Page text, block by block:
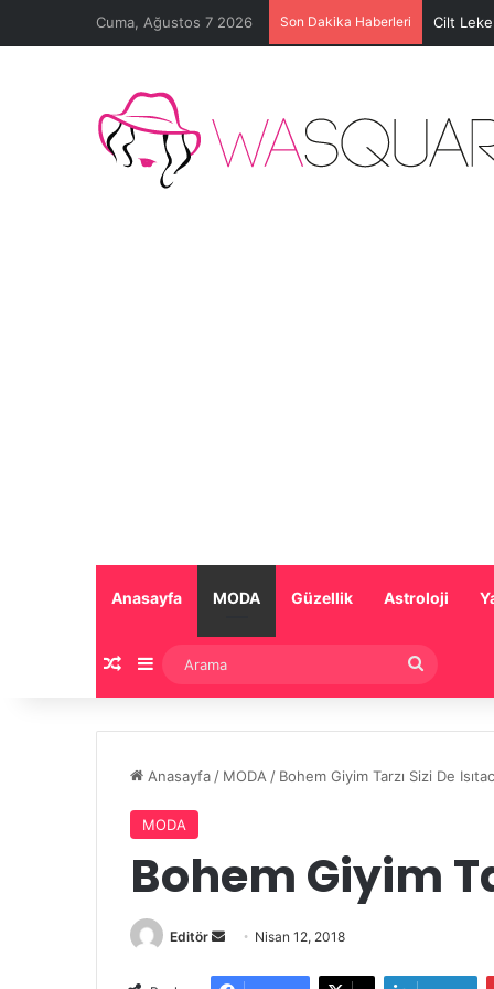
Cuma, Ağustos 7 2026 Son Dakika Haberleri Cilt
Anasayfa MODA Güzellik Astroloji
Rastgele Makale
Kenar Bölmesi
Anasayfa / MODA / Bohem Giyim Tarzı Sizi De
MODA
Bohem Giyim
Editör
Bir
Nisan 12, 2018